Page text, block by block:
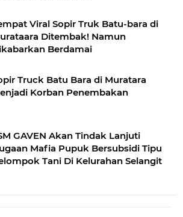
Viral Sopir Truk Batu-bara di
Ditembak! Namun
Berdamai
Truck Batu Bara di Muratara
Korban Penembakan
GAVEN Akan Tindak Lanjuti
Mafia Pupuk Bersubsidi Tipu
Tani Di Kelurahan Selangit